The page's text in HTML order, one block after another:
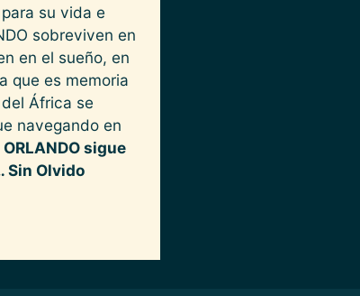
su vida e
sobreviven en
en el sueño, en
que es memoria
África se
navegando en
ORLANDO sigue
Sin Olvido